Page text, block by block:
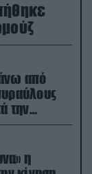
από
την
η